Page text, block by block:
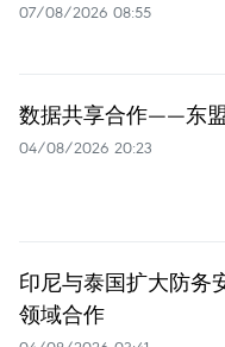
07/08/2026 08:55
数据共享合作——东
04/08/2026 20:23
印尼与泰国扩大防务
领域合作